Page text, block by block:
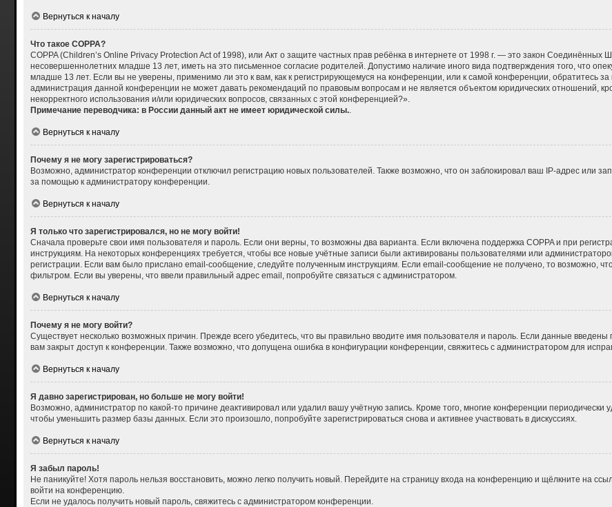
Вернуться к началу
Что такое COPPA?
COPPA (Children’s Online Privacy Protection Act of 1998), или Акт о защите частных прав ребёнка в интернете от 1998 г. — это закон
несовершеннолетних младше 13 лет, иметь на это письменное согласие родителей. Допустимо наличие иного вида подтверждения того, что
младше 13 лет. Если вы не уверены, применимо ли это к вам, как к регистрирующемуся на конференции, или к самой конференции, обратитесь
администрация данной конференции не может давать рекомендаций по правовым вопросам и не является объектом юридических отношений,
некорректного использования и/или юридических вопросов, связанных с этой конференцией?».
Примечание переводчика: в России данный акт не имеет юридической силы..
Вернуться к началу
Почему я не могу зарегистрироваться?
Возможно, администратор конференции отключил регистрацию новых пользователей. Также возможно, что он заблокировал ваш IP-адрес или
за помощью к администратору конференции.
Вернуться к началу
Я только что зарегистрировался, но не могу войти!
Сначала проверьте свои имя пользователя и пароль. Если они верны, то возможны два варианта. Если включена поддержка COPPA и при
инструкциям. На некоторых конференциях требуется, чтобы все новые учётные записи были активированы пользователями или
регистрации. Если вам было прислано email-сообщение, следуйте полученным инструкциям. Если email-сообщение не получено, то возможно,
фильтром. Если вы уверены, что ввели правильный адрес email, попробуйте связаться с администратором.
Вернуться к началу
Почему я не могу войти?
Существует несколько возможных причин. Прежде всего убедитесь, что вы правильно вводите имя пользователя и пароль. Если данные
вам закрыт доступ к конференции. Также возможно, что допущена ошибка в конфигурации конференции, свяжитесь с администратором для
Вернуться к началу
Я давно зарегистрирован, но больше не могу войти!
Возможно, администратор по какой-то причине деактивировал или удалил вашу учётную запись. Кроме того, многие конференции
чтобы уменьшить размер базы данных. Если это произошло, попробуйте зарегистрироваться снова и активнее участвовать в дискуссиях.
Вернуться к началу
Я забыл пароль!
Не паникуйте! Хотя пароль нельзя восстановить, можно легко получить новый. Перейдите на страницу входа на конференцию и щёлкните на
войти на конференцию.
Если не удалось получить новый пароль, свяжитесь с администратором конференции.